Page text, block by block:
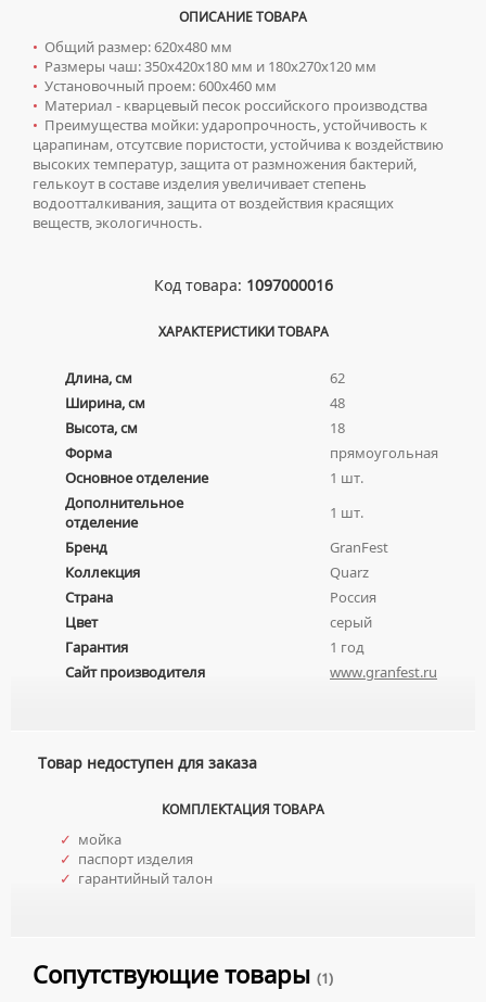
ОПИСАНИЕ ТОВАРА
• Общий размер: 620х480 мм
• Размеры чаш: 350х420х180 мм и 180х270х120 мм
• Установочный проем: 600х460 мм
• Материал - кварцевый песок российского производства
• Преимущества мойки: ударопрочность, устойчивость к
царапинам, отсутсвие пористости, устойчива к воздействию
высоких температур, защита от размножения бактерий,
гелькоут в составе изделия увеличивает степень
водоотталкивания, защита от воздействия красящих
веществ, экологичность.
Код товара: 1097000016
ХАРАКТЕРИСТИКИ ТОВАРА
Длина, см
62
Ширина, см
48
Высота, см
18
Форма
прямоугольная
Основное отделение
1 шт.
Дополнительное
отделение
1 шт.
Бренд
GranFest
Коллекция
Quarz
Страна
Россия
Цвет
серый
Гарантия
1 год
Сайт производителя
www.granfest.ru
Товар недоступен для заказа
КОМПЛЕКТАЦИЯ ТОВАРА
✓ мойка
✓ паспорт изделия
✓ гарантийный талон
Сопутствующие товары (1)
ШКАФЫ НАВЕСНЫЕ
СИФОНЫ ДЛЯ КУХОННЫХ МОЕК
Писсуары
ДЛЯ МУЖЧИН
СИФОНЫ ДЛЯ ПИССУАРОВ
СМЫВНЫЕ УСТРОЙСТВА ДЛЯ ПИССУАРОВ
Полотенцесушители
ВОДЯНЫЕ ПОЛОТЕНЦЕСУШИТЕЛИ
ЭЛЕКТРИЧЕСКИЕ ПОЛОТЕНЦЕСУШИТЕЛИ
КОМПЛЕКТУЮЩИЕ ДЛЯ ПОЛОТЕНЦЕСУШИТЕЛЕЙ
Радиаторы отопления
АЛЮМИНИЕВЫЕ РАДИАТОРЫ
БИМЕТАЛЛИЧЕСКИЕ РАДИАТОРЫ
КОМПЛЕКТУЮЩИЕ ДЛЯ РАДИАТОРОВ
Ревизионные люки
ИНСТАЛЛЯЦИИ ДЛЯ МГН
УМЫВАЛЬНИКИ ДЛЯ МГН
УНИТАЗЫ ДЛЯ МГН
СМЕСИТЕЛИ ДЛЯ ДУША
СМЕСИТЕЛИ ДЛЯ КУХНИ
СМЕСИТЕЛИ ДЛЯ УМЫВАЛЬНИКА
СМЕСИТЕЛИ МОНО
СМЕСИТЕЛИ НА БОРТ ВАННЫ
ТЕРМОСТАТИЧЕСКИЕ СМЕСИТЕЛИ
ЦВЕТНЫЕ СМЕСИТЕЛИ
УГЛОВЫЕ ВЕНТИЛЯ ДЛЯ СМЕСИТЕЛЕЙ
ДЛЯ УМЫВАЛЬНИКОВ
АВТОМАТИЧЕСКИЕ СУШИЛКИ ДЛЯ РУК
НАЖИМНЫЕ СУШИЛКИ ДЛЯ РУК
ПОГРУЖНЫЕ СУШИЛКИ ДЛЯ РУК
Умывальники
ВРЕЗНЫЕ УМЫВАЛЬНИКИ
ДВОЙНЫЕ УМЫВАЛЬНИКИ
МЕБЕЛЬНЫЕ УМЫВАЛЬНИКИ
ПОДВЕСНЫЕ УМЫВАЛЬНИКИ
УМЫВАЛЬНИКИ НАД СТИРАЛЬНЫМИ МАШИНАМИ
УМЫВАЛЬНИКИ С ПЬЕДЕСТАЛАМИ
ПЬЕДЕСТАЛЫ ДЛЯ УМЫВАЛЬНИКОВ
Унитазы
ПОДВЕСНЫЕ УНИТАЗЫ
ПРИСТАВНЫЕ УНИТАЗЫ
УНИТАЗЫ-КОМПАКТЫ
УНИТАЗЫ С БИДЕТКОЙ
КРЫШКИ-СИДЕНЬЯ
КОМПЛЕКТУЮЩИЕ ДЛЯ УНИТАЗОВ